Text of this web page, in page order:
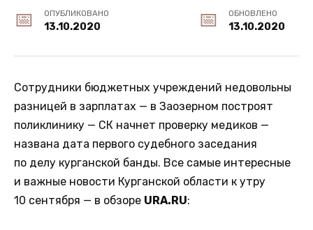
ОПУБЛИКОВАНО
13.10.2020
ОБНОВЛЕНО
13.10.2020
Сотрудники бюджетных учреждений недовольны
разницей в зарплатах — в Заозерном построят
поликлинику — СК начнет проверку медиков —
названа дата первого судебного заседания
по делу курганской банды. Все самые интересные
и важные новости Курганской области к утру
10 сентября — в обзоре URA.RU: